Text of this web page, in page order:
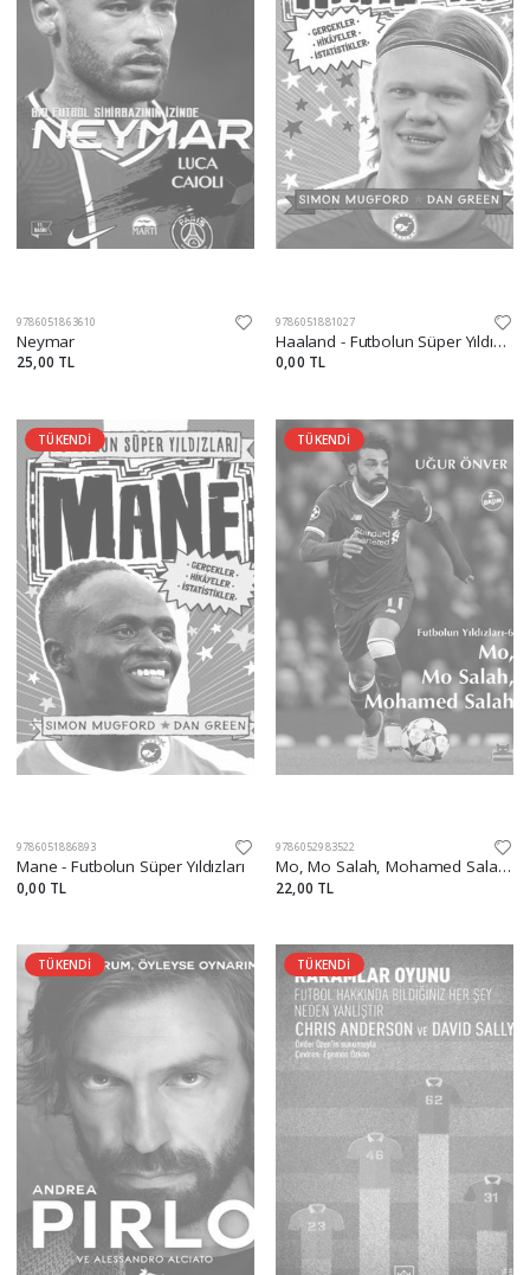
9786051863610
Neymar
25,00 TL
9786051881027
Haaland - Futbolun Süper Yıldızları
0,00 TL
TÜKENDİ
9786051886893
Mane - Futbolun Süper Yıldızları
0,00 TL
TÜKENDİ
9786052983522
Mo, Mo Salah, Mohamed Salah Futbolun Yıldızları - 6
22,00 TL
TÜKENDİ TÜKENDİ